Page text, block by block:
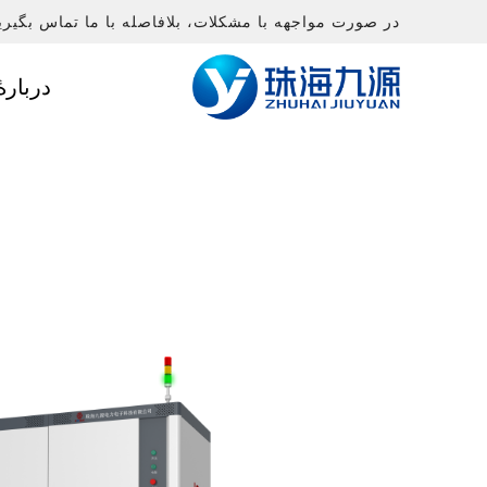
در صورت مواجهه با مشکلات، بلافاصله با ما تماس